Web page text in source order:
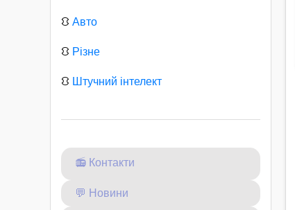
⛻ Авто
⛻ Різне
⛻ Штучний інтелект
📻 Контакти
💬 Новини